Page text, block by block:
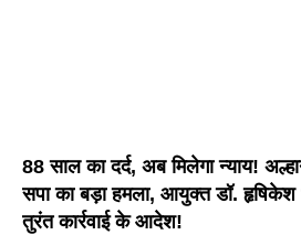
88 साल का दर्द, अब मिलेगा न्याय!
सपा का बड़ा हमला, आयुक्त डॉ. हृषिकेश
तुरंत कार्रवाई के आदेश!